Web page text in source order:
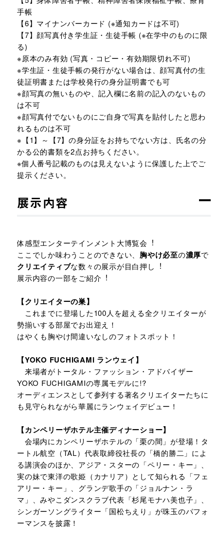
手帳
【6】マイナンバーカード (※通知カードは不可)
【7】顔写真付き学生証・生徒手帳 (※在学中のものに限
る)
※原本のみ有効 (写真・コピー・有効期限切れ不可)
※学生証・生徒手帳の発行がない場合は、顔写真付の生
徒証明書または学校発行の身分証明書でも可
※顔写真の無いものや、記入欄に名前の記入のないもの
は不可
※顔写真付でないものにご自身で写真を貼付したと思わ
れるものは不可
※【1】～【7】の身分証をお持ちでない方は、氏名の分
かる公的書類を2点お持ちください。
※個人番号記載のものは見えないように保護した上でご
提示ください。
展示内容
体感型エンターテインメント⼤博覧会︕
ここでしか味わうことのできない、 胸やけ必⾄の濃厚で
クリエイティブな数々の展⽰が⽬⽩押し︕
展⽰内容の⼀部をご紹介︕
【クリエイターの巣】
これまでに登場した100人を超える全クリエイターが
勢揃いする部屋でお出迎え！
はやくも胸やけ間違いなしのフォトスポット！
【YOKO FUCHIGAMI ランウェイ】
来場者がトータル・ファッション・アドバイザー
YOKO FUCHIGAMIの専属モデルに!?
オーディエンスとして参列する著名クリエイターたちに
も見守られながら華麗にランウェイデビュー！
【カンペリーザホテル主催ディナーショー】
会場内にカンペリーザホテルの「栗の間」が登場！タ
ートル航空（TAL）代表取締役社長の「橋的勝二」によ
る講演会のほか、アジア・スターの「ペリー・キー」、
実の妹で東洋の歌姫（カナリア）として知られる「フェ
アリー・キー」、グランデ歌手の「ジョルナン・ラ
マ」、みやこダンスクラブ代表「杉尾モナハ美也子」、
シンガーソングライター「国松ちえり」が珠玉のパフォ
ーマンスを披露！